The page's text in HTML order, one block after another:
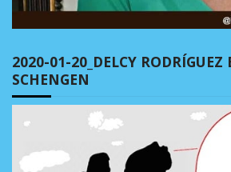
2020-01-20_DELCY RODRÍGUEZ
SCHENGEN